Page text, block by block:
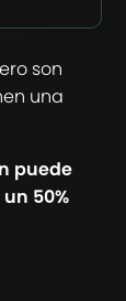
son
una
puede
50%